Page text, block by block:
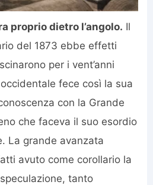
proprio dietro l’angolo. Il
del 1873 ebbe effetti
per i vent’anni
fece così la sua
con la Grande
che faceva il suo esordio
La grande avanzata
avuto come corollario la
tanto